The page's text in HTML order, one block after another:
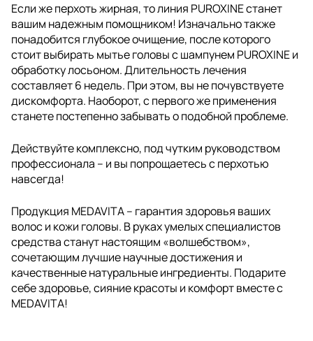
Если же перхоть жирная, то линия PUROXINE станет
вашим надежным помощником! Изначально также
понадобится глубокое очищение, после которого
стоит выбирать мытье головы с шампунем PUROXINE и
обработку лосьоном. Длительность лечения
составляет 6 недель. При этом, вы не почувствуете
дискомфорта. Наоборот, с первого же применения
станете постепенно забывать о подобной проблеме.
Действуйте комплексно, под чутким руководством
профессионала – и вы попрощаетесь с перхотью
навсегда!
Продукция MEDAVITA – гарантия здоровья ваших
волос и кожи головы. В руках умелых специалистов
средства станут настоящим «волшебством»,
сочетающим лучшие научные достижения и
качественные натуральные ингредиенты. Подарите
себе здоровье, сияние красоты и комфорт вместе с
MEDAVITA!